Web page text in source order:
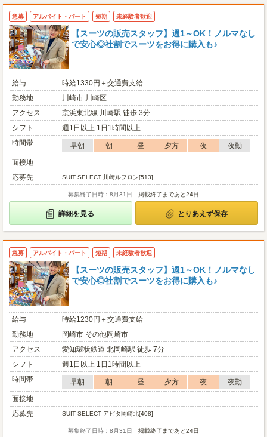
急募 アルバイト・パート 短期 未経験者歓迎
【スーツの販売スタッフ】週1～OK！ノルマなし
で安心◎社割でスーツをお得に購入も♪
給与
時給1330円＋交通費支給
勤務地
川崎市 川崎区
アクセス
京浜東北線 川崎駅 徒歩 3分
シフト
週1日以上 1日1時間以上
時間帯
早朝 朝 昼 夕方 夜
夜勤
面接地
応募先
SUIT SELECT 川崎ルフロン[513]
募集終了日時：8月31日 掲載終了まであと24日
詳細を見る とりあえず保存
急募 アルバイト・パート 短期 未経験者歓迎
【スーツの販売スタッフ】週1～OK！ノルマなし
で安心◎社割でスーツをお得に購入も♪
給与
時給1230円＋交通費支給
勤務地
岡崎市 その他岡崎市
アクセス
愛知環状鉄道 北岡崎駅 徒歩 7分
シフト
週1日以上 1日1時間以上
時間帯
早朝 朝 昼 夕方 夜
夜勤
面接地
応募先
SUIT SELECT アピタ岡崎北[408]
募集終了日時：8月31日 掲載終了まであと24日